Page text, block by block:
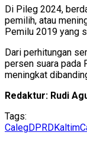
Di Pileg 2024,
pemilih, atau
Pemilu 2019 yang
Dari perhitungan
persen suara pada
meningkat
Redaktur: Rudi
Tags:
CalegDPRDKaltim